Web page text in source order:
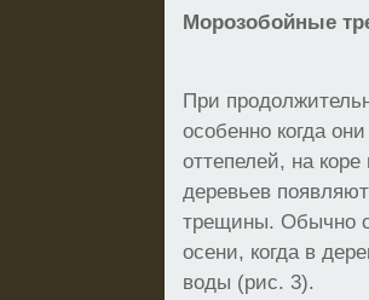
Морозобойные
При
особенно когда
оттепелей, на
деревьев
трещины. Обычно
осени, когда в
воды (рис. 3).